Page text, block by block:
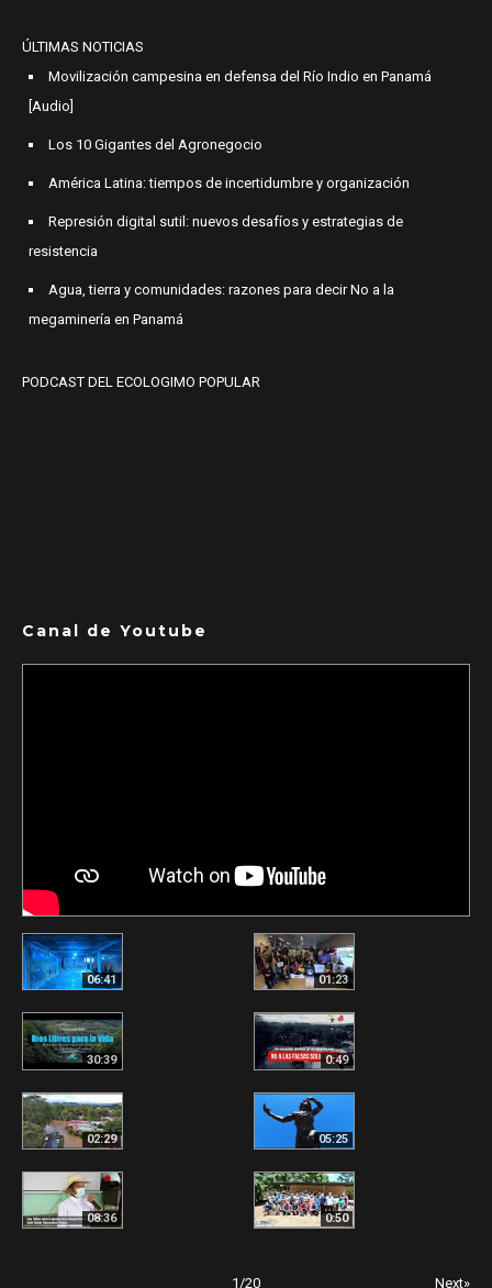
ÚLTIMAS NOTICIAS
Movilización campesina en defensa del Río Indio en Panamá
[Audio]
Los 10 Gigantes del Agronegocio
América Latina: tiempos de incertidumbre y organización
Represión digital sutil: nuevos desafíos y estrategias de
resistencia
Agua, tierra y comunidades: razones para decir No a la
megaminería en Panamá
PODCAST DEL ECOLOGIMO POPULAR
Canal de Youtube
06:41 01:23
30:39 0:49
02:29 05:25
08:36 0:50
1/20 Next»